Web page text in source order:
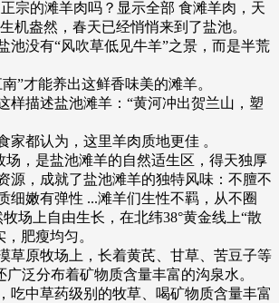
宗的滩羊肉吗？显示全部 食滩羊肉，天
机盎然，春天已经悄悄来到了盐池。
池没有“风吹草低见牛羊”之景，而是半荒
”才能养出这鲜香味美的滩羊。
样描述盐池滩羊：“黄河冲出贺兰山，塑
家都认为，这里羊肉质地更佳 。
场，是盐池滩羊的自然适生区，得天独厚
源，成就了盐池滩羊的独特风味：不膻不
细嫩有弹性 ...滩羊们生性不羁，从不圈
场上自由生长，在北纬38°黄金线上“散
肥瘦均匀。
草原牧场上，长着黄芪、甘草、苦豆子等
广泛分布着矿物质含量丰富的沟泉水。
吃中草药级别的牧草、喝矿物质含量丰富